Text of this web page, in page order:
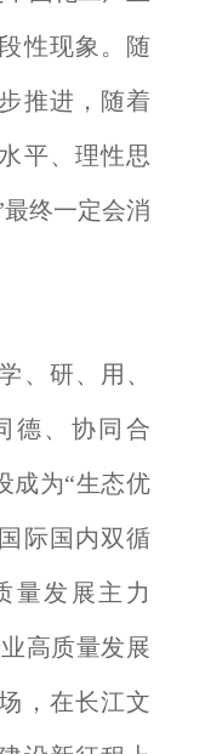
性现象。随
推进，随着
平、理性思
终一定会消
研、用、
德、协同合
成为“生态优
际国内双循
量发展主力
高质量发展
，在长江文